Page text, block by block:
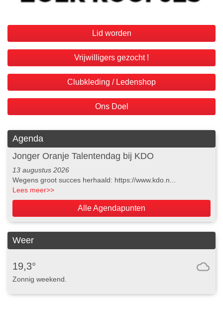
Lid worden
Vrijwilligers gezocht !
Clubkleding / Ledenshop
Ons Doel
Agenda
Jonger Oranje Talentendag bij KDO
13 augustus 2026
Wegens groot succes herhaald: https://www.kdo.n...
Lees meer>>
Alle Agendapunten
Weer
19,3°
Zonnig weekend